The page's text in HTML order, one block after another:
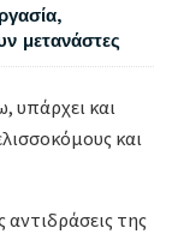
μετανάστες
υπάρχει και
και
της